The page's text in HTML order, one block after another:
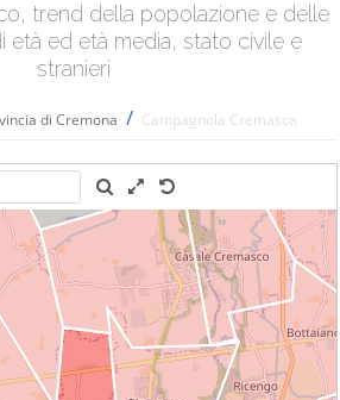
trend della popolazione e delle
età ed età media, stato civile e
stranieri
di Cremona / Campagnola Cremasca